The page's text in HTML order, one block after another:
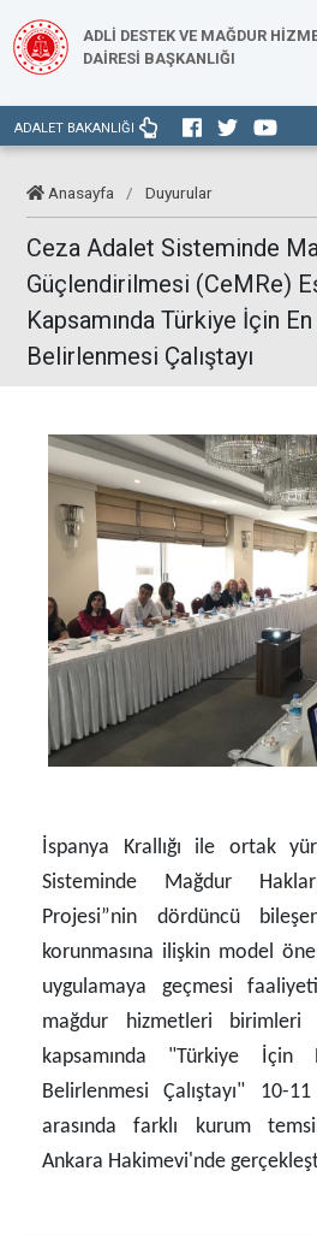
ADLİ DESTEK VE MAĞDUR
DAİRESİ BAŞKANLIĞI
ADALET BAKANLIĞI
Anasayfa / Duyurular
Ceza Adalet Sisteminde
Güçlendirilmesi (CeMRe)
Kapsamında Türkiye İçin
Belirlenmesi Çalıştayı
İspanya Krallığı ile ortak
Sisteminde Mağdur
Projesi”nin dördüncü
korunmasına ilişkin model
uygulamaya geçmesi
mağdur hizmetleri birimleri
kapsamında "Türkiye
Belirlenmesi Çalıştayı" 10-
arasında farklı kurum
Ankara Hakimevi'nde